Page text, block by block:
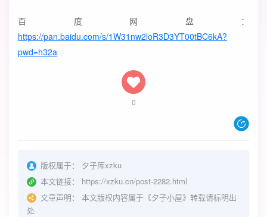
百度网盘：
https://pan.baidu.com/s/1W31nw2loR3D3YT00tBC6kA?
pwd=h32a
0
版权属于：
夕子库xzku
本文链接：
https://xzku.cn/post-2282.html
文章声明：
本文版权内容属于《夕子小屋》转载请标明出
处